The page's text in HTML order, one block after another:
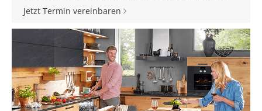
Jetzt Termin vereinbaren